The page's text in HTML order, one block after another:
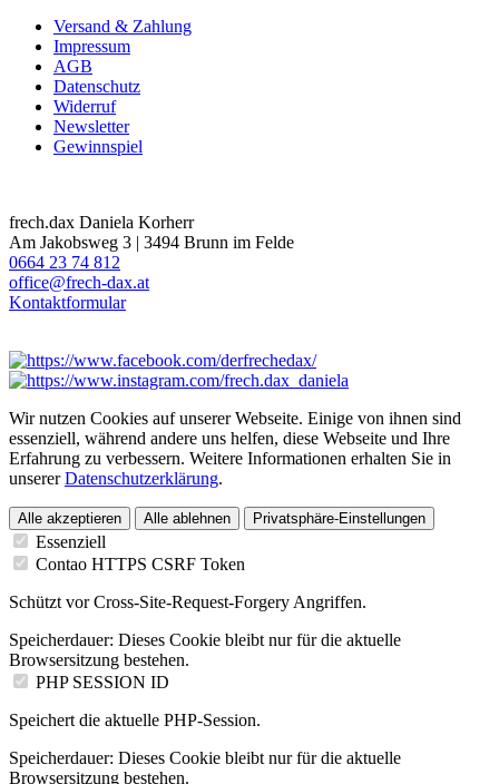
Versand & Zahlung
Impressum
AGB
Datenschutz
Widerruf
Newsletter
Gewinnspiel
frech.dax Daniela Korherr
Am Jakobsweg 3 | 3494 Brunn im Felde
0664 23 74 812
office@frech-dax.at
Kontaktformular
Wir nutzen Cookies auf unserer Webseite. Einige von ihnen sind
essenziell, während andere uns helfen, diese Webseite und Ihre
Erfahrung zu verbessern. Weitere Informationen erhalten Sie in
unsererDatenschutzerklärung.
Alle akzeptieren Alle ablehnen Privatsphäre-Einstellungen
Essenziell
Contao HTTPS CSRF Token
Schützt vor Cross-Site-Request-Forgery Angriffen.
Speicherdauer: Dieses Cookie bleibt nur für die aktuelle
Browsersitzung bestehen.
PHP SESSION ID
Speichert die aktuelle PHP-Session.
Speicherdauer: Dieses Cookie bleibt nur für die aktuelle
Browsersitzung bestehen.